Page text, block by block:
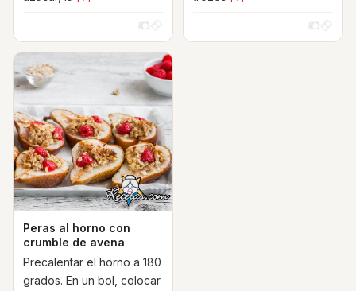
Peras al horno con
crumble de avena
Precalentar el horno a 180
grados. En un bol, colocar